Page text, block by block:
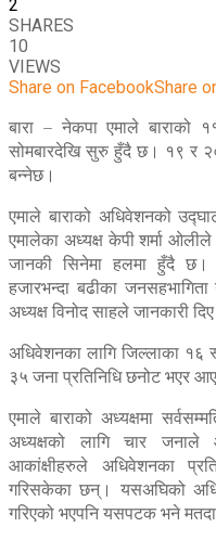
2
SHARES
10
VIEWS
Share on FacebookShare
बारा – नेकपा एमाले
सोमबारदेखि सुरु हुँदै छ। १९ र
बन्नेछ।
एमाले बाराको अधिवेशनको
एमालेका अध्यक्ष केपी शर्मा
जानकी सिनेमा हलमा हुँदै
हजारभन्दा बढीका
अध्यक्ष विनोद साहले जानकारी
अधिवेशनका लागि जिल्लाका
३५ जना प्रतिनिधि छनोट भएर
एमाले बाराको अध्यक्षमा
अध्यक्षको लागि चार
आकांक्षीहरुले अधिवेशनका
गरिसकेका छन्। यसअघिको
गरिएको भएपनि यसपटक भने